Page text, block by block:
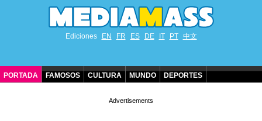
Ediciones EN FR ES DE IT PT 中文
PORTADA FAMOSOS CULTURA MUNDO DEPORTES